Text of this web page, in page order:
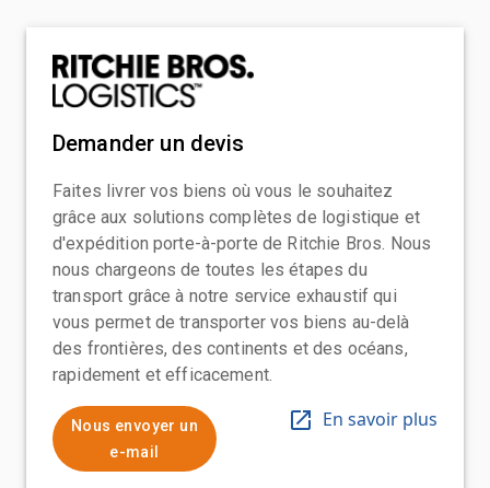
Demander un devis
Faites livrer vos biens où vous le souhaitez
grâce aux solutions complètes de logistique et
d'expédition porte-à-porte de Ritchie Bros. Nous
nous chargeons de toutes les étapes du
transport grâce à notre service exhaustif qui
vous permet de transporter vos biens au-delà
des frontières, des continents et des océans,
rapidement et efficacement.
Nous envoyer un
e-mail
En savoir plus